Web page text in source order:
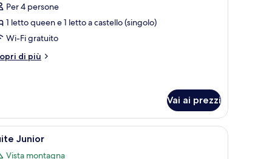
Per 4 persone
1 letto queen e 1 letto a castello (singolo)
Wi-Fi gratuito
di più
Vai ai prezzi
legno, un quadro che raffigura un paesaggio montano e una scrivania
Una camera d'albergo con un letto di
4 Junior
Vista montagna